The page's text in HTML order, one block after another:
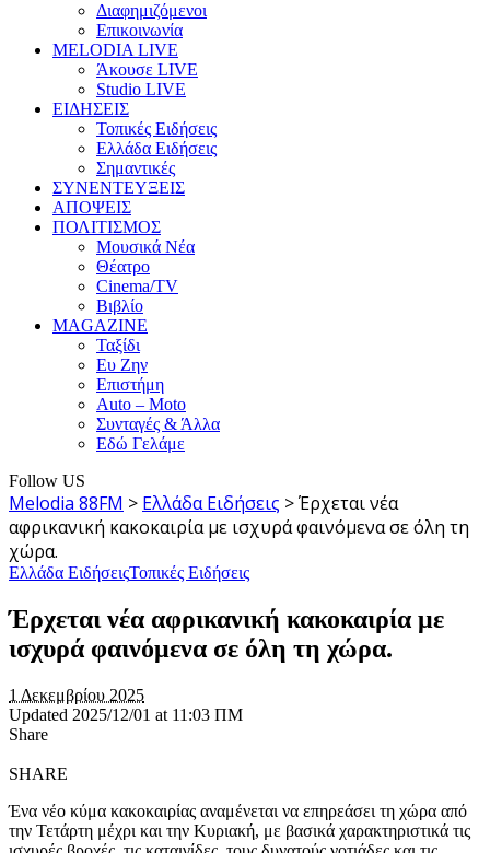
Διαφημιζόμενοι
Επικοινωνία
MELODIA LIVE
Άκουσε LIVE
Studio LIVE
ΕΙΔΗΣΕΙΣ
Τοπικές Ειδήσεις
Ελλάδα Ειδήσεις
Σημαντικές
ΣΥΝΕΝΤΕΥΞΕΙΣ
ΑΠΟΨΕΙΣ
ΠΟΛΙΤΙΣΜΟΣ
Μουσικά Νέα
Θέατρο
Cinema/TV
Βιβλίο
MAGAZINE
Ταξίδι
Ευ Ζην
Επιστήμη
Auto – Moto
Συνταγές & Άλλα
Εδώ Γελάμε
Follow US
Melodia 88FM > Ελλάδα Ειδήσεις >Έρχεται νέα
αφρικανική κακοκαιρία με ισχυρά φαινόμενα σε όλη τη
χώρα.
Ελλάδα ΕιδήσειςΤοπικές Ειδήσεις
Έρχεται νέα αφρικανική κακοκαιρία με
ισχυρά φαινόμενα σε όλη τη χώρα.
1 Δεκεμβρίου 2025
Updated 2025/12/01 at 11:03 ΠΜ
Share
SHARE
Ένα νέο κύμα κακοκαιρίας αναμένεται να επηρεάσει τη χώρα από
την Τετάρτη μέχρι και την Κυριακή, με βασικά χαρακτηριστικά τις